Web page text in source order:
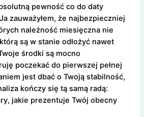
pewność co do daty
zauważyłem, że najbezpieczniej
należność miesięczna nie
są w stanie odłożyć nawet
środki są mocno
poczekać do pierwszej pełnej
jest dbać o Twoją stabilność,
kończy się tą samą radą:
jakie prezentuje Twój obecny